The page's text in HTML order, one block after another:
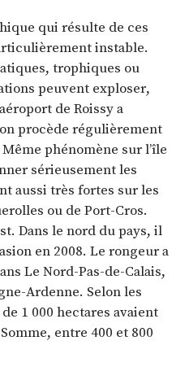
qui résulte de ces
instable.
trophiques ou
peuvent exploser,
de Roissy a
procède régulièrement
phénomène sur l’île
sérieusement les
aussi très fortes sur les
ou de Port-Cros.
Dans le nord du pays, il
en 2008. Le rongeur a
Le Nord-Pas-de-Calais,
Ardenne. Selon les
1 000 hectares avaient
entre 400 et 800